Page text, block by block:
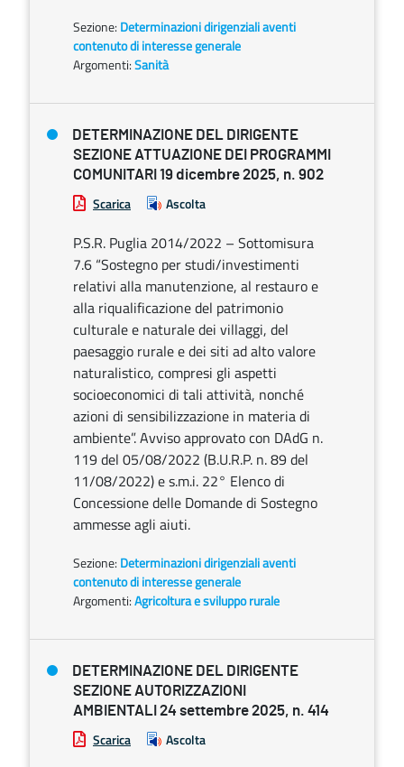
Sezione: Determinazioni dirigenziali aventi
contenuto di interesse generale
Argomenti:Sanità
DETERMINAZIONE DEL DIRIGENTE
SEZIONE ATTUAZIONE DEI PROGRAMMI
COMUNITARI 19 dicembre 2025, n. 902
Scarica Ascolta
P.S.R. Puglia 2014/2022 – Sottomisura
7.6 “Sostegno per studi/investimenti
relativi alla manutenzione, al restauro e
alla riqualificazione del patrimonio
culturale e naturale dei villaggi, del
paesaggio rurale e dei siti ad alto valore
naturalistico, compresi gli aspetti
socioeconomici di tali attività, nonché
azioni di sensibilizzazione in materia di
ambiente”. Avviso approvato con DAdG n.
119 del 05/08/2022 (B.U.R.P. n. 89 del
11/08/2022) e s.m.i. 22° Elenco di
Concessione delle Domande di Sostegno
ammesse agli aiuti.
Sezione: Determinazioni dirigenziali aventi
contenuto di interesse generale
Argomenti:Agricoltura e sviluppo rurale
DETERMINAZIONE DEL DIRIGENTE
SEZIONE AUTORIZZAZIONI
AMBIENTALI 24 settembre 2025, n. 414
Scarica Ascolta